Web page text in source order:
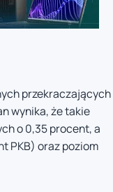
przekraczających
wynika, że takie
o 0,35 procent, a
PKB) oraz poziom